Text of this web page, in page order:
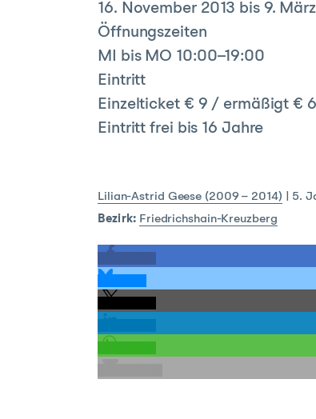
16. November 2013 bis 9.
Öffnungszeiten
MI bis MO 10:00–19:00
Eintritt
Einzelticket € 9 / ermäßigt € 6
Eintritt frei bis 16 Jahre
Lilian-Astrid Geese (2009 – 2014) 5.
Bezirk: Friedrichshain-Kreuzberg